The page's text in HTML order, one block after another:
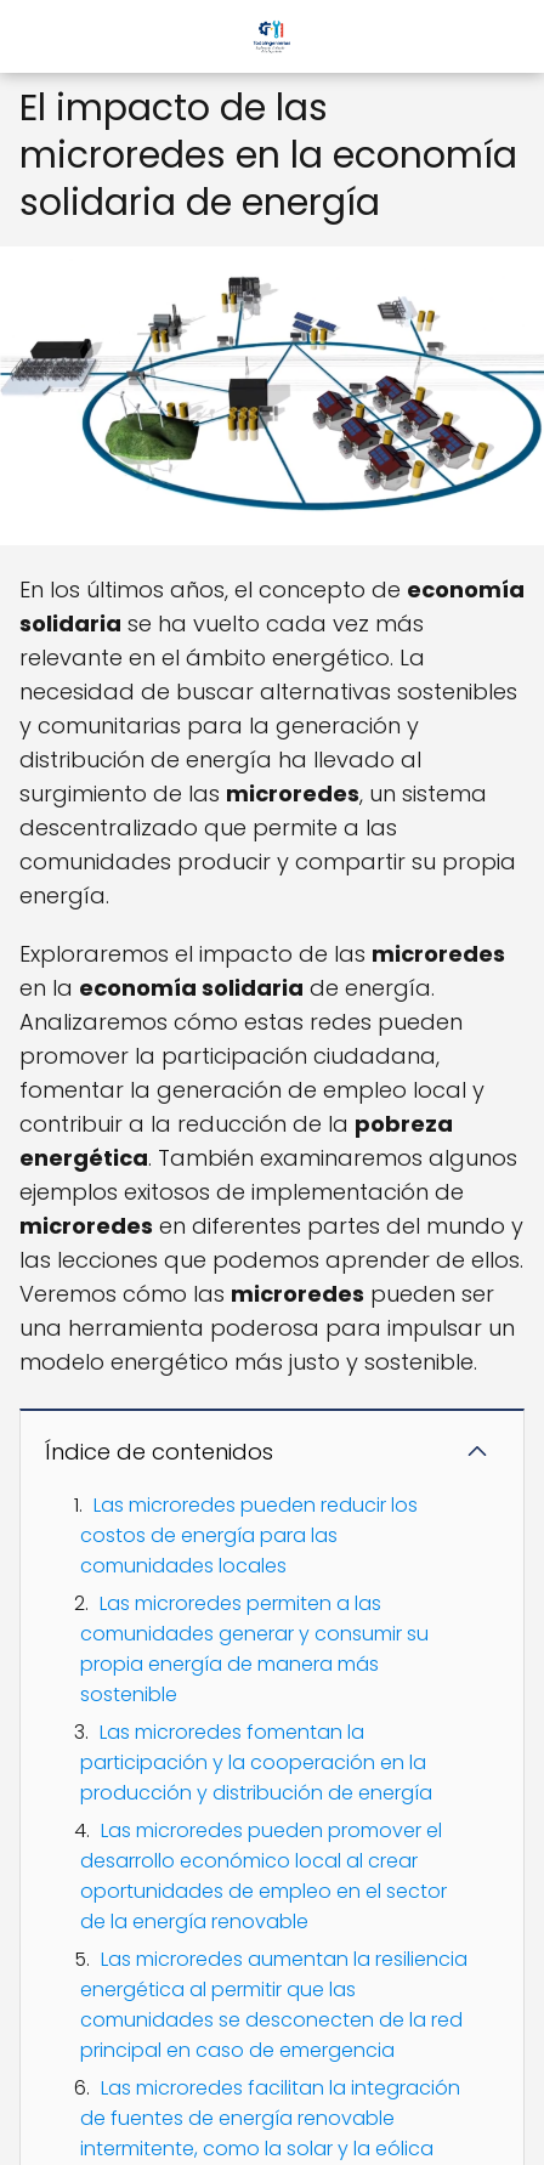
El impacto de las
microredes en la economía
solidaria de energía
En los últimos años, el concepto de economía
solidaria se ha vuelto cada vez más
relevante en el ámbito energético. La
necesidad de buscar alternativas sostenibles
y comunitarias para la generación y
distribución de energía ha llevado al
surgimiento de las microredes, un sistema
descentralizado que permite a las
comunidades producir y compartir su propia
energía.
Exploraremos el impacto de las microredes
en la economía solidaria de energía.
Analizaremos cómo estas redes pueden
promover la participación ciudadana,
fomentar la generación de empleo local y
contribuir a la reducción de la pobreza
energética. También examinaremos algunos
ejemplos exitosos de implementación de
microredes en diferentes partes del mundo y
las lecciones que podemos aprender de ellos.
Veremos cómo las microredes pueden ser
una herramienta poderosa para impulsar un
modelo energético más justo y sostenible.
Índice de contenidos
Las microredes pueden reducir los
costos de energía para las
comunidades locales
Las microredes permiten a las
comunidades generar y consumir su
propia energía de manera más
sostenible
Las microredes fomentan la
participación y la cooperación en la
producción y distribución de energía
Las microredes pueden promover el
desarrollo económico local al crear
oportunidades de empleo en el sector
de la energía renovable
Las microredes aumentan la resiliencia
energética al permitir que las
comunidades se desconecten de la red
principal en caso de emergencia
Las microredes facilitan la integración
de fuentes de energía renovable
intermitente, como la solar y la eólica